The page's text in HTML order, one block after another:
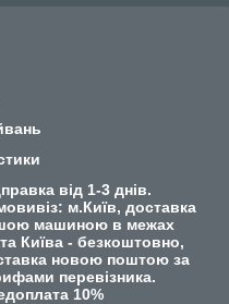
від 1-3 днів.
м.Київ, доставка
машиною в межах
Київа - безкоштовно,
новою поштою за
перевізника.
10%